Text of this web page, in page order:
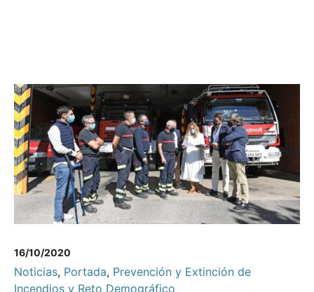
16/10/2020
Noticias, Portada, Prevención y Extinción de
Incendios y Reto Demográfico